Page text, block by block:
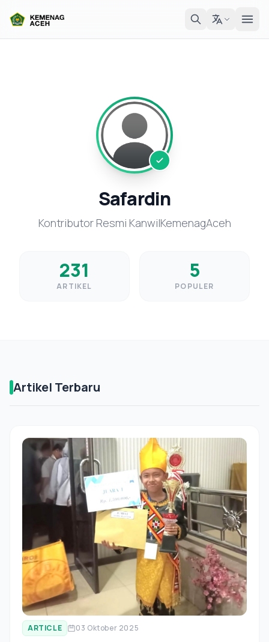
Safardin
Kontributor Resmi KanwilKemenagAceh
231
ARTIKEL
5
POPULER
Artikel Terbaru
ARTICLE 03 Oktober 2025